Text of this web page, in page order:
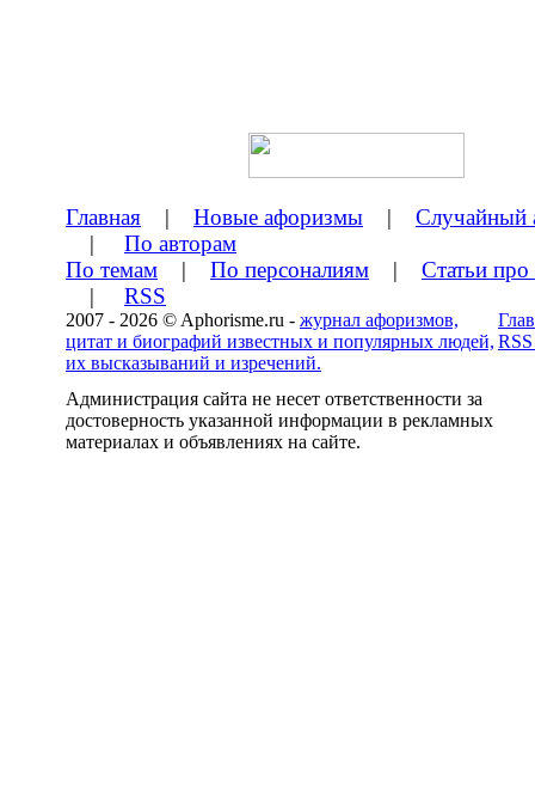
Главная | Новые афоризмы | Случайный
| По авторам
По темам | По персоналиям | Статьи
| RSS
2007 - 2026 © Aphorisme.ru - журнал афоризмов,
цитат и биографий известных и популярных людей,
их высказываний и изречений.
Администрация сайта не несет ответственности за
достоверность указанной информации в рекламных
материалах и объявлениях на сайте.